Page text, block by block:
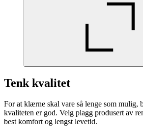
Tenk kvalitet
For at klærne skal vare så lenge som mulig,
kvaliteten er god. Velg plagg produsert av
best komfort og lengst levetid.